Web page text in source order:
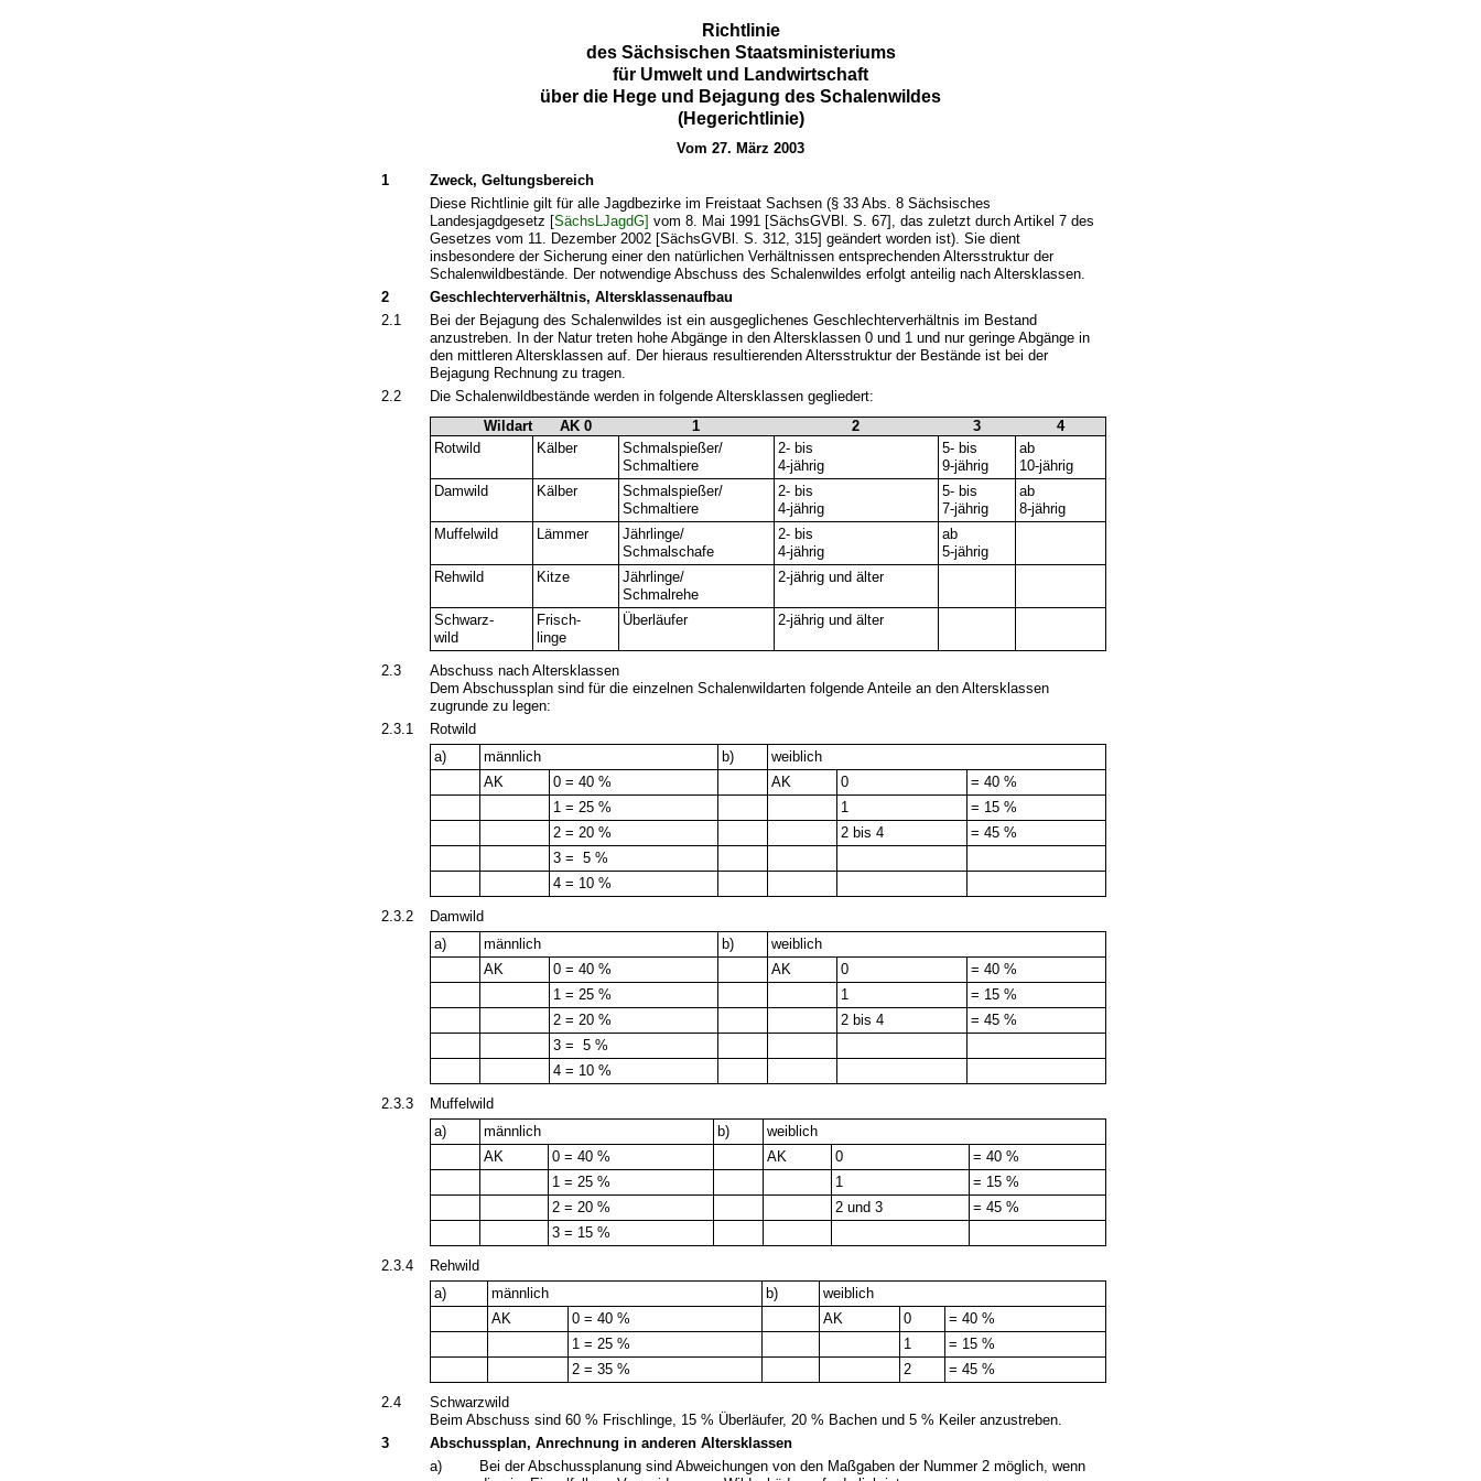
Richtlinie
des Sächsischen Staatsministeriums
für Umwelt und Landwirtschaft
über die Hege und Bejagung des Schalenwildes
(Hegerichtlinie)
Vom 27. März 2003
1
Zweck, Geltungsbereich
Diese Richtlinie gilt für alle Jagdbezirke im Freistaat Sachsen (§ 33 Abs. 8 Sächsisches
Landesjagdgesetz [SächsLJagdG] vom 8. Mai 1991 [SächsGVBl. S. 67], das zuletzt durch Artikel 7 des
Gesetzes vom 11. Dezember 2002 [SächsGVBl. S. 312, 315] geändert worden ist). Sie dient
insbesondere der Sicherung einer den natürlichen Verhältnissen entsprechenden Altersstruktur der
Schalenwildbestände. Der notwendige Abschuss des Schalenwildes erfolgt anteilig nach Altersklassen.
2
Geschlechterverhältnis, Altersklassenaufbau
2.1
Bei der Bejagung des Schalenwildes ist ein ausgeglichenes Geschlechterverhältnis im Bestand
anzustreben. In der Natur treten hohe Abgänge in den Altersklassen 0 und 1 und nur geringe Abgänge in
den mittleren Altersklassen auf. Der hieraus resultierenden Altersstruktur der Bestände ist bei der
Bejagung Rechnung zu tragen.
2.2
Die Schalenwildbestände werden in folgende Altersklassen gegliedert:
Wildart
AK 0 1 2 3
4
Rotwild
Kälber
Schmalspießer/
Schmaltiere
2- bis
4-jährig
5- bis
9-jährig
ab
10-jährig
Damwild
Kälber
Schmalspießer/
Schmaltiere
2- bis
4-jährig
5- bis
7-jährig
ab
8-jährig
Muffelwild
Lämmer
Jährlinge/
Schmalschafe
2- bis
4-jährig
ab
5-jährig
Rehwild
Kitze
Jährlinge/
Schmalrehe
2-jährig und älter
Schwarz-
wild
Frisch-
linge
Überläufer 2-jährig und älter
2.3
Abschuss nach Altersklassen
Dem Abschussplan sind für die einzelnen Schalenwildarten folgende Anteile an den Altersklassen
zugrunde zu legen:
2.3.1
Rotwild
a)
männlich b)
weiblich
AK
0 = 40 % AK 0
= 40 %
1 = 25 %
1
= 15 %
2 = 20 %
2 bis 4
= 45 %
3 = 5 %
4 = 10 %
2.3.2
Damwild
a)
männlich b)
weiblich
AK
0 = 40 % AK 0
= 40 %
1 = 25 %
1
= 15 %
2 = 20 %
2 bis 4
= 45 %
3 = 5 %
4 = 10 %
2.3.3
Muffelwild
a)
männlich b)
weiblich
AK
0 = 40 % AK 0
= 40 %
1 = 25 %
1
= 15 %
2 = 20 %
2 und 3
= 45 %
3 = 15 %
2.3.4
Rehwild
a)
männlich b)
weiblich
AK
0 = 40 % AK 0
= 40 %
1 = 25 %
1
= 15 %
2 = 35 %
2
= 45 %
2.4
Schwarzwild
Beim Abschuss sind 60 % Frischlinge, 15 % Überläufer, 20 % Bachen und 5 % Keiler anzustreben.
3
Abschussplan, Anrechnung in anderen Altersklassen
a)
Bei der Abschussplanung sind Abweichungen von den Maßgaben der Nummer 2 möglich, wenn